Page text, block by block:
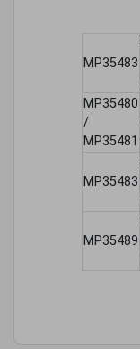
MP35483
MP35480
/
MP35481
MP35483
MP35489